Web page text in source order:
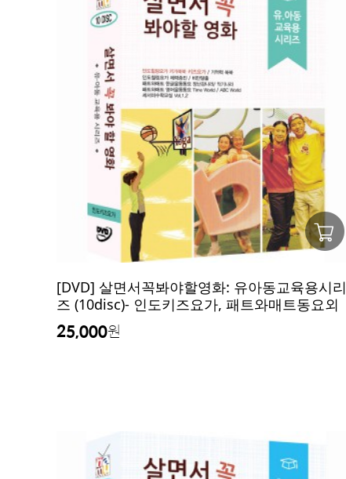
[DVD] 살면서꼭봐야할영화: 유아동교육용시리
즈 (10disc)- 인도키즈요가, 패트와매트동요외
25,000원